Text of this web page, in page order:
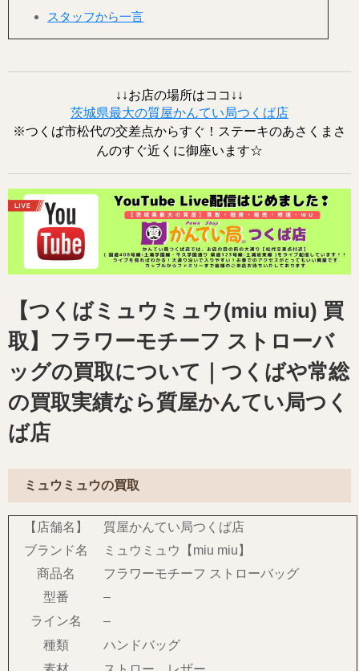
スタッフから一言
↓↓お店の場所はココ↓↓
茨城県最大の質屋かんてい局つくば店
※つくば市松代の交差点からすぐ！ステーキのあさくまさ
んのすぐ近くに御座います☆
【つくばミュウミュウ(miu miu) 買
取】フラワーモチーフ ストローバ
ッグの買取について｜つくばや常総
の買取実績なら質屋かんてい局つく
ば店
ミュウミュウの買取
【店舗名】
質屋かんてい局つくば店
ブランド名
ミュウミュウ【miu miu】
商品名
フラワーモチーフ ストローバッグ
型番
–
ライン名
–
種類
ハンドバッグ